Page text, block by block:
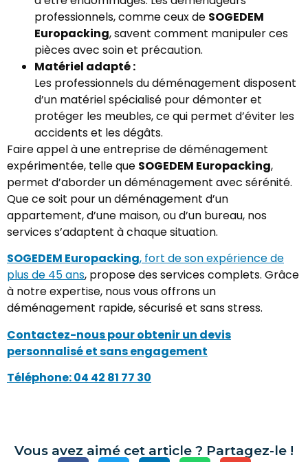
professionnels, comme ceux de SOGEDEM
Europacking, savent comment manipuler ces
pièces avec soin et précaution.
Matériel adapté :
Les professionnels du déménagement disposent
d’un matériel spécialisé pour démonter et
protéger les meubles, ce qui permet d’éviter les
accidents et les dégâts.
Faire appel à une entreprise de déménagement
expérimentée, telle que SOGEDEM Europacking,
permet d’aborder un déménagement avec sérénité.
Que ce soit pour un déménagement d’un
appartement, d’une maison, ou d’un bureau, nos
services s’adaptent à chaque situation.
SOGEDEM Europacking, fort de son expérience de
plus de 45 ans, propose des services complets. Grâce
à notre expertise, nous vous offrons un
déménagement rapide, sécurisé et sans stress.
Contactez-nous pour obtenir un devis
personnalisé et sans engagement
Téléphone: 04 42 81 77 30
Vous avez aimé cet article ? Partagez-le !